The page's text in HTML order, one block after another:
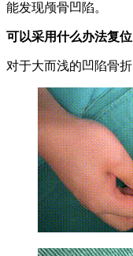
能发现颅骨凹陷。
可以采用什么办法复位
对于大而浅的凹陷骨